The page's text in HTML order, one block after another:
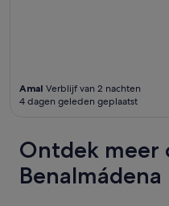
Amal Verblijf van 2 nachten
4 dagen geleden geplaatst
Ontdek meer
Benalmádena